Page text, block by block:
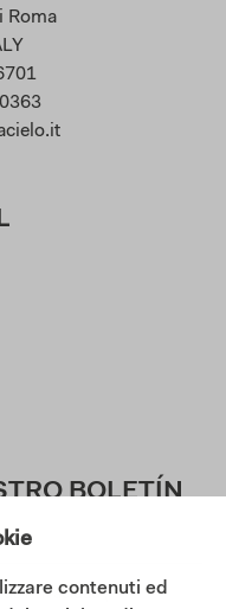
contenuti ed
Roma
BOLETÍN
Privacidad (